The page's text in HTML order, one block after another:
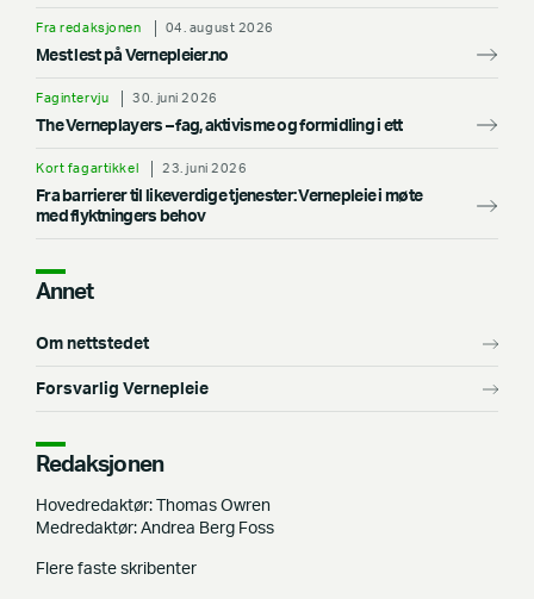
Fra redaksjonen 04. august 2026
Mest lest på Vernepleier.no
Fagintervju 30. juni 2026
The Verneplayers – fag, aktivisme og formidling i ett
Kort fagartikkel 23. juni 2026
Fra barrierer til likeverdige tjenester: Vernepleie i møte
med flyktningers behov
Annet
Om nettstedet
Forsvarlig Vernepleie
Redaksjonen
Hovedredaktør: Thomas Owren
Medredaktør: Andrea Berg Foss
Flere faste skribenter